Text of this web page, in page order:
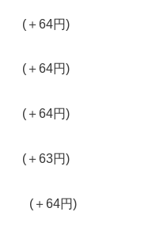
＋64円)
＋64円)
＋64円)
＋63円)
(＋64円)